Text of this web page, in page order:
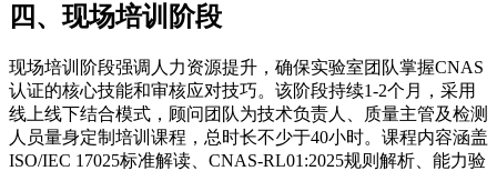
四、现场培训阶段
现场培训阶段强调人力资源提升，确保实验室团队掌握CNAS
认证的核心技能和审核应对技巧。该阶段持续1-2个月，采用
线上线下结合模式，顾问团队为技术负责人、质量主管及检测
人员量身定制培训课程，总时长不少于40小时。课程内容涵盖
ISO/IEC 17025标准解读、CNAS-RL01:2025规则解析、能力验